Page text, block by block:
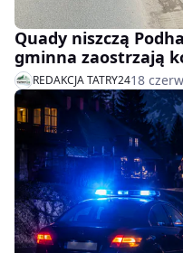
Quady niszczą
gminna zaostrzają
REDAKCJA TATRY2418